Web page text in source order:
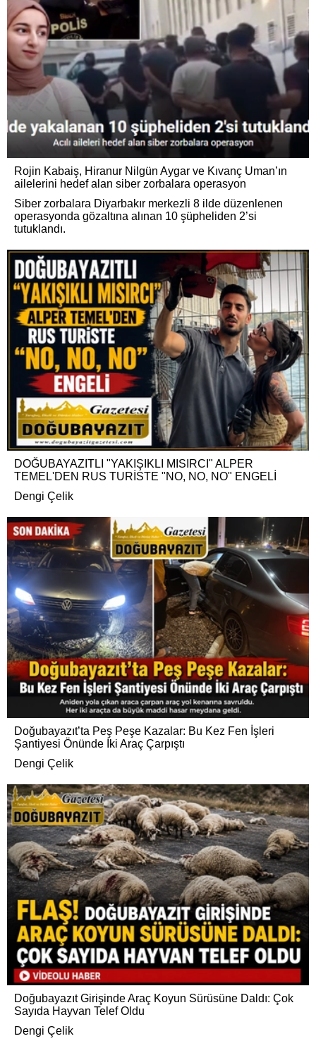
Rojin Kabaiş, Hiranur Nilgün Aygar ve Kıvanç Uman’ın
ailelerini hedef alan siber zorbalara operasyon
Siber zorbalara Diyarbakır merkezli 8 ilde düzenlenen
operasyonda gözaltına alınan 10 şüpheliden 2’si
tutuklandı.
DOĞUBAYAZITLI "YAKIŞIKLI MISIRCI" ALPER
TEMEL'DEN RUS TURİSTE "NO, NO, NO" ENGELİ
Dengi Çelik
Doğubayazıt’ta Peş Peşe Kazalar: Bu Kez Fen İşleri
Şantiyesi Önünde İki Araç Çarpıştı
Dengi Çelik
Doğubayazıt Girişinde Araç Koyun Sürüsüne Daldı: Çok
Sayıda Hayvan Telef Oldu
Dengi Çelik